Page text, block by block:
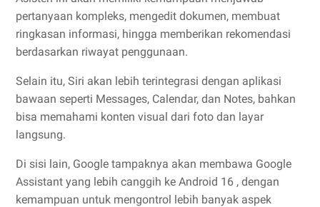
pertanyaan kompleks, mengedit dokumen, membuat
ringkasan informasi, hingga memberikan rekomendasi
berdasarkan riwayat penggunaan.
Selain itu, Siri akan lebih terintegrasi dengan aplikasi
bawaan seperti Messages, Calendar, dan Notes, bahkan
bisa memahami konten visual dari foto dan layar
langsung.
Di sisi lain, Google tampaknya akan membawa Google
Assistant yang lebih canggih ke Android 16 , dengan
kemampuan untuk mengontrol lebih banyak aspek